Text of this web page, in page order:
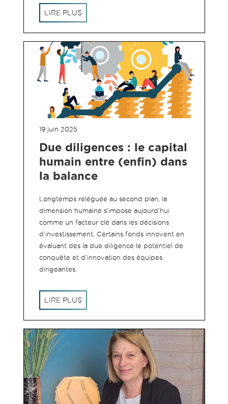
LIRE PLUS
19 juin 2025
Due diligences : le capital
humain entre (enfin) dans
la balance
Longtemps reléguée au second plan, la
dimension humaine s’impose aujourd’hui
comme un facteur clé dans les décisions
d’investissement. Certains fonds innovent en
évaluant dès la due diligence le potentiel de
conquête et d’innovation des équipes
dirigeantes.
LIRE PLUS